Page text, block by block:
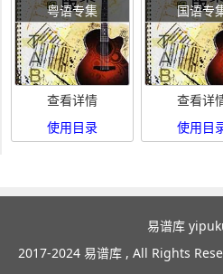
粤语专集
查看详情
使用目录
国语专
查看详
使用目
易谱库
2017-2024 易谱库 , All Rights